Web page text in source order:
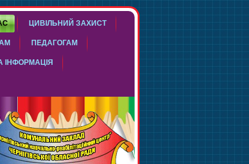
ЦИВІЛЬНИЙ ЗАХИСТ
ПЕДАГОГАМ
ІНФОРМАЦІЯ